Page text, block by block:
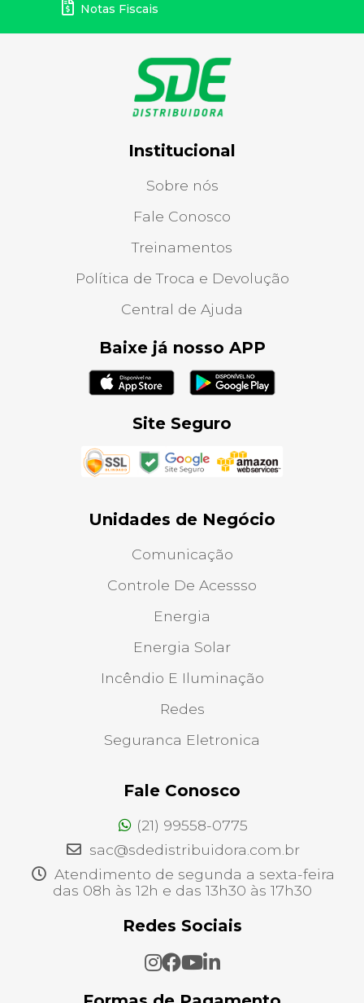
Notas Fiscais
Institucional
Sobre nós
Fale Conosco
Treinamentos
Política de Troca e Devolução
Central de Ajuda
Baixe já nosso APP
Site Seguro
Unidades de Negócio
Comunicação
Controle De Acessso
Energia
Energia Solar
Incêndio E Iluminação
Redes
Seguranca Eletronica
Fale Conosco
(21) 99558-0775
sac@sdedistribuidora.com.br
Atendimento de segunda a sexta-feira
das 08h às 12h e das 13h30 às 17h30
Redes Sociais